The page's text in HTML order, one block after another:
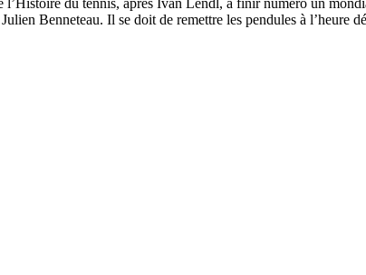
Benneteau. Il se doit de remettre les pendules à l’heure